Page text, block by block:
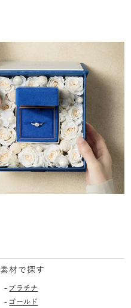
素材で探す
-プラチナ
- ゴールド